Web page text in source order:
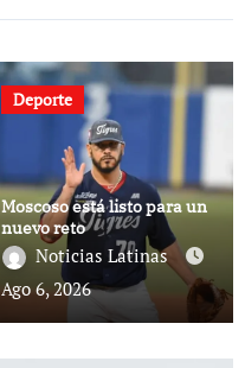
Deporte
Moscoso está listo para un
nuevo reto
Noticias Latinas
Ago 6, 2026